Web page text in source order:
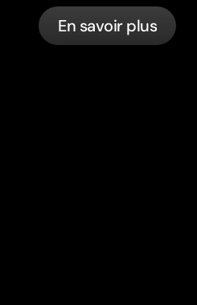
objectifs, habitudes et
En savoir plus